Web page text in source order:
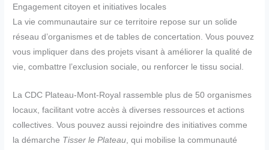
Engagement citoyen et initiatives locales
La vie communautaire sur ce territoire repose sur un solide
réseau d’organismes et de tables de concertation. Vous pouvez
vous impliquer dans des projets visant à améliorer la qualité de
vie, combattre l’exclusion sociale, ou renforcer le tissu social.
La CDC Plateau-Mont-Royal rassemble plus de 50 organismes
locaux, facilitant votre accès à diverses ressources et actions
collectives. Vous pouvez aussi rejoindre des initiatives comme
la démarche Tisser le Plateau, qui mobilise la communauté